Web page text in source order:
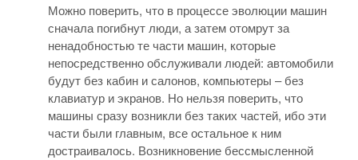
Можно поверить, что в процессе эволюции машин
сначала погибнут люди, а затем отомрут за
ненадобностью те части машин, которые
непосредственно обслуживали людей: автомобили
будут без кабин и салонов, компьютеры – без
клавиатур и экранов. Но нельзя поверить, что
машины сразу возникли без таких частей, ибо эти
части были главным, все остальное к ним
достраивалось. Возникновение бессмысленной